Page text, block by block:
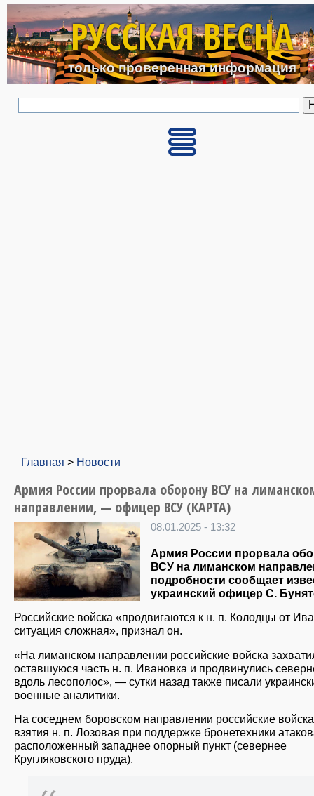
Перейти к основному
РУССКАЯ ВЕСНА
только проверенная информация
Главная > Новости
Армия России прорвала оборону ВСУ на
направлении, — офицер ВСУ (КАРТА)
08.01.2025 - 13:32
Армия России прорвала
ВСУ на лиманском
подробности сообщает
украинский офицер С.
Российские войска «продвигаются к н. п. Колодцы от
ситуация сложная», признал он.
«На лиманском направлении российские войска
оставшуюся часть н. п. Ивановка и продвинулись
вдоль лесополос», — сутки назад также писали
военные аналитики.
На соседнем боровском направлении российские
взятия н. п. Лозовая при поддержке бронетехники
расположенный западнее опорный пункт (севернее
Кругляковского пруда).